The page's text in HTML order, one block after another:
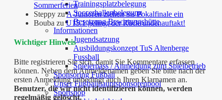
Trainingsplatzbelegung
Soccerhallenbelegung
Besetzung Bewirtungshütte
Informationen
Jugendsatzung
Ausbildungskonzept TuS Altenberge
Fussball
Spielerpass / Anmeldung zum Spielbetrieb
Sponsoring Fußball
Unser Fußballhauptsponsorenpool
Sportshop
Sommerferien
Steppy zuA-Junioren ziehen ins Pokalfinale ein
Bouba zuU15.1 gelingt der Rückrundenauftakt!
Wichtiger Hinweis
Bitte registrieren Sie sich, damit Sie Kommentare erfassen
können. Neben dem Anmeldenamen geben Sie bitte nach der
ersten Anmeldung unbedingt auch Ihren Klarnamen an.
Benutzer, die wir nicht identifizieren können, werden
regelmäßig gelöscht.